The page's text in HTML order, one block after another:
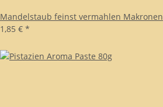
Mandelstaub feinst vermahlen Makronen
1,85 € *